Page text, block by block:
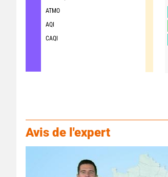
ATMO
AQI
CAQI
Avis de l'expert